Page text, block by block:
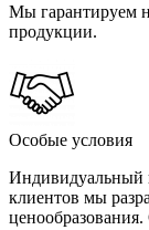
Мы гарантируем
продукции.
Особые условия
Индивидуальный
клиентов мы